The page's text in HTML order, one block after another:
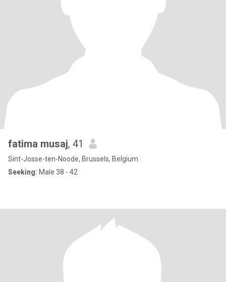
fatima musaj, 41
Sint-Josse-ten-Noode, Brussels, Belgium
Seeking: Male 38 - 42